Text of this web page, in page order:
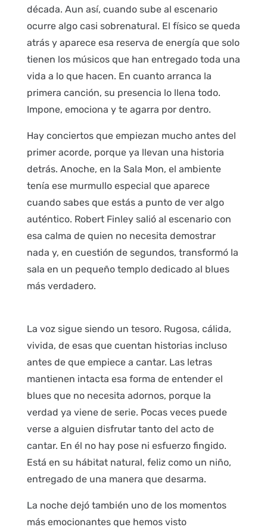
década. Aun así, cuando sube al escenario
ocurre algo casi sobrenatural. El físico se queda
atrás y aparece esa reserva de energía que solo
tienen los músicos que han entregado toda una
vida a lo que hacen. En cuanto arranca la
primera canción, su presencia lo llena todo.
Impone, emociona y te agarra por dentro.
Hay conciertos que empiezan mucho antes del
primer acorde, porque ya llevan una historia
detrás. Anoche, en la Sala Mon, el ambiente
tenía ese murmullo especial que aparece
cuando sabes que estás a punto de ver algo
auténtico. Robert Finley salió al escenario con
esa calma de quien no necesita demostrar
nada y, en cuestión de segundos, transformó la
sala en un pequeño templo dedicado al blues
más verdadero.
La voz sigue siendo un tesoro. Rugosa, cálida,
vivida, de esas que cuentan historias incluso
antes de que empiece a cantar. Las letras
mantienen intacta esa forma de entender el
blues que no necesita adornos, porque la
verdad ya viene de serie. Pocas veces puede
verse a alguien disfrutar tanto del acto de
cantar. En él no hay pose ni esfuerzo fingido.
Está en su hábitat natural, feliz como un niño,
entregado de una manera que desarma.
La noche dejó también uno de los momentos
más emocionantes que hemos visto